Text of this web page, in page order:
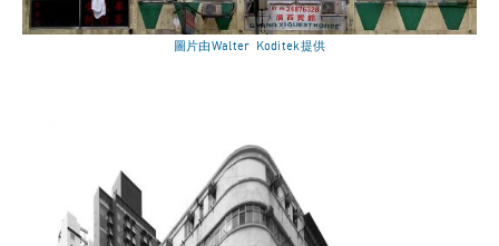
圖片由Walter Koditek提供